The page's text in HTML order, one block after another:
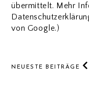
übermittelt. Mehr
von Google.)
NEUESTE BEITRÄGE